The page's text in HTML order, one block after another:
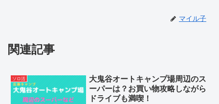
マイル子
関連記事
ソロ活
大鬼谷オートキャンプ場周辺のス
ーパーは？お買い物攻略しながら
ドライブも満喫！